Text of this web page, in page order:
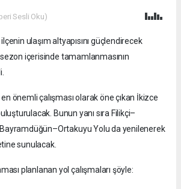
Sesli Oku)
ulaşım altyapısını güçlendirecek
içerisinde tamamlanmasının
en önemli çalışması olarak öne çıkan İkizce
Bunun yanı sıra Filikçi–
Yolu da yenilenerek
sunulacak.
planlanan yol çalışmaları şöyle: